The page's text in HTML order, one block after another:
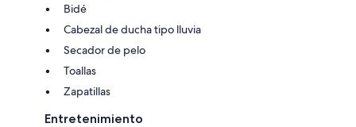
Bidé
Cabezal de ducha tipo lluvia
Secador de pelo
Toallas
Zapatillas
Entretenimiento